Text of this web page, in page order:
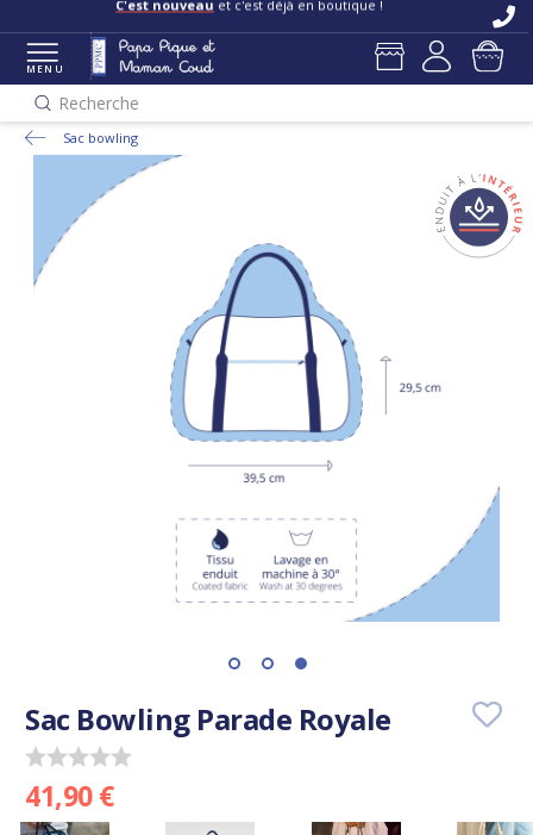
C'est nouveau et c'est déjà en boutique !
MENU
Recherche
Sac bowling
Sac Bowling Parade Royale
41,90 €